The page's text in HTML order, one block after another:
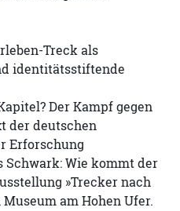
Treck als
identitätsstiftende
Der Kampf gegen
der deutschen
Erforschung
Schwark: Wie kommt der
»Trecker nach
am Hohen Ufer.